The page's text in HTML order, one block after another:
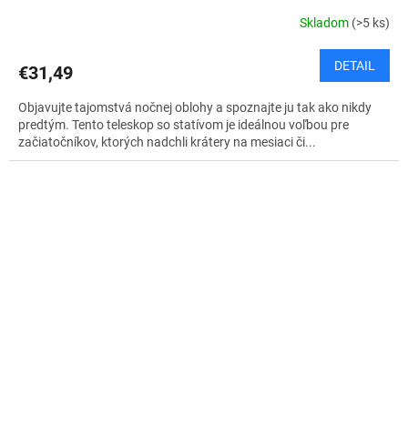
Skladom (>5 ks)
€31,49 DETAIL
Objavujte tajomstvá nočnej oblohy a spoznajte ju tak ako nikdy
predtým. Tento teleskop so statívom je ideálnou voľbou pre
začiatočníkov, ktorých nadchli krátery na mesiaci či...